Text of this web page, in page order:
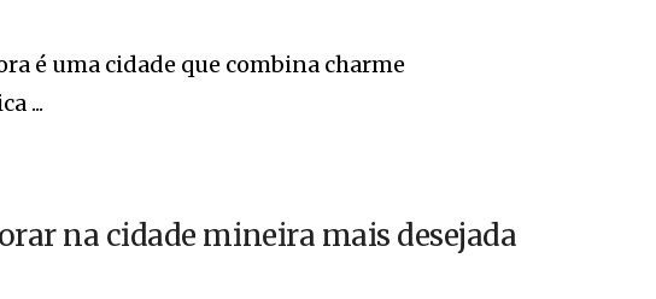
é uma cidade que combina charme
...
na cidade mineira mais desejada